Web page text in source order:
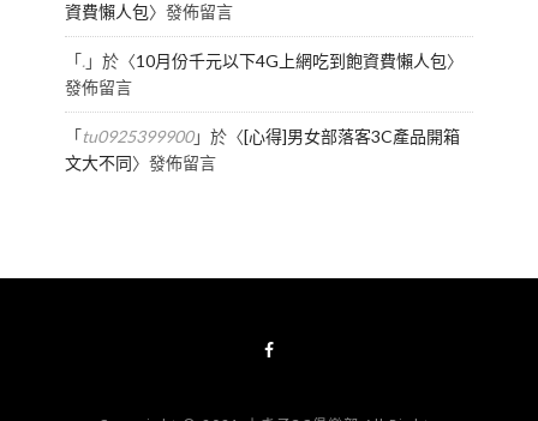
資費懶人包〉發佈留言
「.」於〈10月份千元以下4G上網吃到飽資費懶人包〉
發佈留言
「tu0925399900」於〈[心得]男女部落客3C產品開箱
文大不同〉發佈留言